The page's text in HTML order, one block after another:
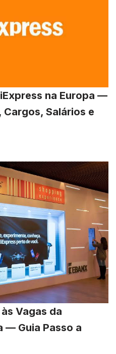
na Europa —
Salários e
Vagas da
— Guia Passo a